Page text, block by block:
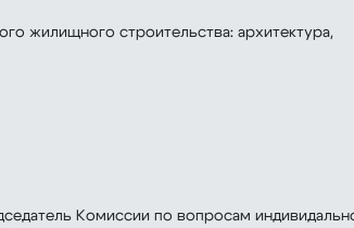
жилищного строительства: архитектура,
Комиссии по вопросам